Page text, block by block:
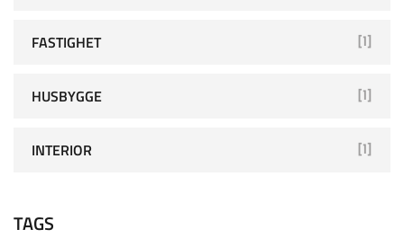
FASTIGHET [1]
HUSBYGGE [1]
INTERIOR [1]
TAGS